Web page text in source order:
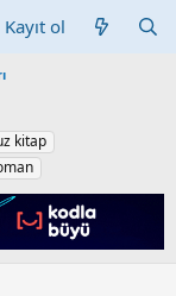
Kayıt ol
kitap